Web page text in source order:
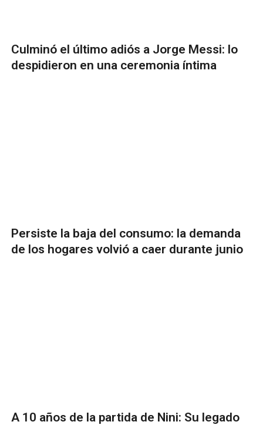
Culminó el último adiós a Jorge Messi: lo
despidieron en una ceremonia íntima
Persiste la baja del consumo: la demanda
de los hogares volvió a caer durante junio
A 10 años de la partida de Nini: Su legado